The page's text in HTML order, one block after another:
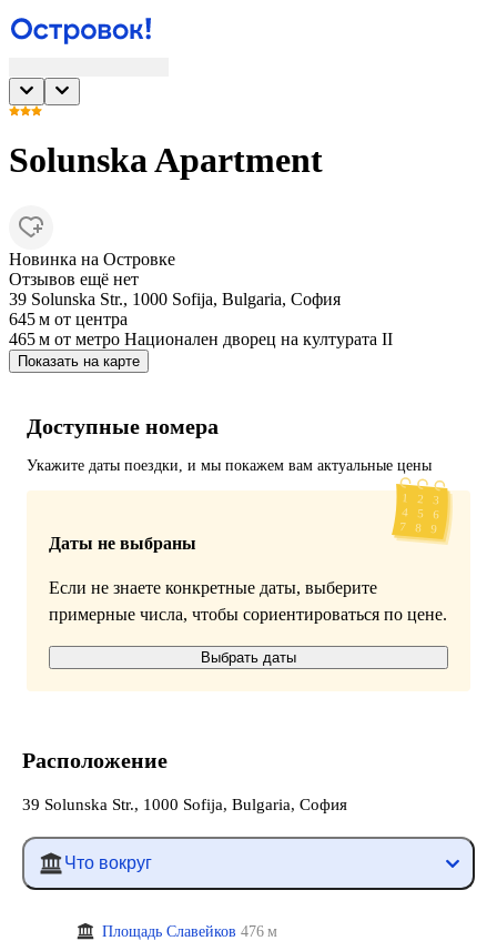
Solunska Apartment
Новинка на Островке
Отзывов ещё нет
39 Solunska Str., 1000 Sofija, Bulgaria, София
645 м от центра
465 м от метро Национален дворец на културата II
Показать на карте
Доступные номера
Укажите даты поездки, и мы покажем вам актуальные цены
Даты не выбраны
Если не знаете конкретные даты, выберите
примерные числа, чтобы сориентироваться по цене.
Выбрать даты
Расположение
39 Solunska Str., 1000 Sofija, Bulgaria, София
Что вокруг
Площадь Славейков 476 м